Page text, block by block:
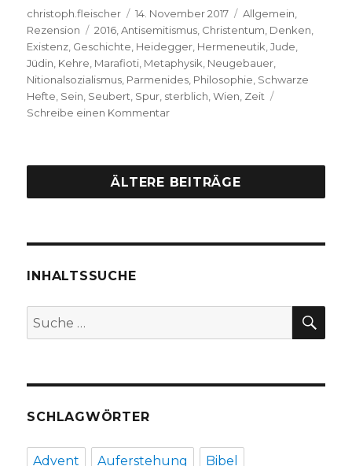
Autor
christoph.fleischer
Veröffentlicht
am
14. November 2017 Kategorien
Allgemein
Rezension
Schlagwörter
2016 ,Antisemitismus Christentum Denken
Existenz Geschichte Heidegger Hermeneutik ,Jude
Jüdin Kehre Marafioti Metaphysik Neugebauer
Nitionalsozialismus Parmenides Philosophie Schwarze
Hefte Sein Seubert Spur sterblich ,Wien Zeit
Schreibe einen Kommentarzu
mit
Fleischer,
ÄLTERE BEITRÄGE
INHALTSSUCHE
Suche
nach:
SCHLAGWÖRTER
Advent Auferstehung Bibel